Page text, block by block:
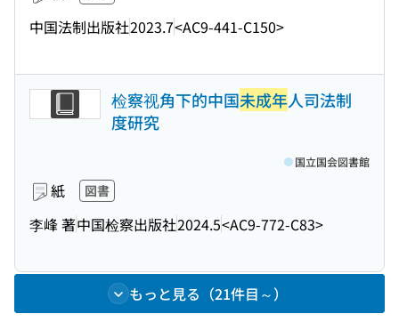
中国法制出版社2023.7<AC9-441-C150>
检察视角下的中国未成年人司法制
度研究
紙 図書
李峰 著中国检察出版社2024.5<AC9-772-C83>
国立国会図書館
もっと見る（21件目～）